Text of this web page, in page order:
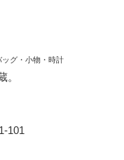
グ・小物・時計
。
101